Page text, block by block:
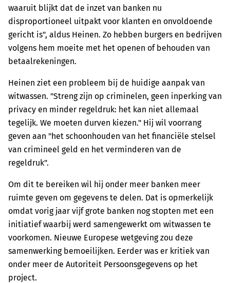
waaruit blijkt dat de inzet van banken nu
disproportioneel uitpakt voor klanten en onvoldoende
gericht is", aldus Heinen. Zo hebben burgers en bedrijven
volgens hem moeite met het openen of behouden van
betaalrekeningen.
Heinen ziet een probleem bij de huidige aanpak van
witwassen. "Streng zijn op criminelen, geen inperking van
privacy en minder regeldruk: het kan niet allemaal
tegelijk. We moeten durven kiezen." Hij wil voorrang
geven aan "het schoonhouden van het financiële stelsel
van crimineel geld en het verminderen van de
regeldruk".
Om dit te bereiken wil hij onder meer banken meer
ruimte geven om gegevens te delen. Dat is opmerkelijk
omdat vorig jaar vijf grote banken nog stopten met een
initiatief waarbij werd samengewerkt om witwassen te
voorkomen. Nieuwe Europese wetgeving zou deze
samenwerking bemoeilijken. Eerder was er kritiek van
onder meer de Autoriteit Persoonsgegevens op het
project.